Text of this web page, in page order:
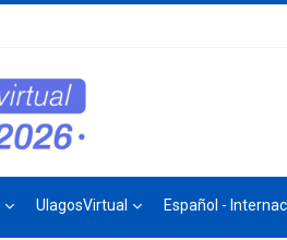
UlagosVirtual Español -